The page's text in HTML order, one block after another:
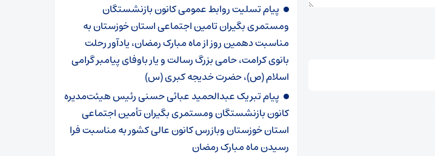
پیام تسلیت روابط عمومی کانون بازنشستگان
ومستمری بگیران تامین اجتماعی استان خوزستان به
مناسبت دهمین روز از ماه مبارک رمضان، یادآور رحلت
بانوی کرامت، حامی بزرگ رسالت و یار باوفای پیامبر گرامی
اسلام (ص)، حضرت خدیجه کبری (س)
پیام تبریک عبدالحمید عبائی حسنی رئیس هیئت‌مدیره
کانون بازنشستگان ومستمری بگیران تأمین اجتماعی
استان خوزستان وبازرس کانون عالی کشور به مناسبت فرا
رسیدن ماه مبارک رمضان